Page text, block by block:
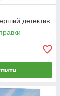
детектив